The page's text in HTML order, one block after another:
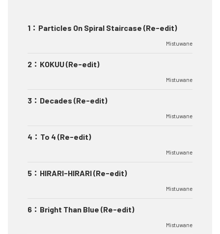
1 ： Particles On Spiral Staircase (Re-edit)
Mistuwane
2 ： KOKUU (Re-edit)
Mistuwane
3 ： Decades (Re-edit)
Mistuwane
4 ： To 4 (Re-edit)
Mistuwane
5 ： HIRARI-HIRARI (Re-edit)
Mistuwane
6 ： Bright Than Blue (Re-edit)
Mistuwane